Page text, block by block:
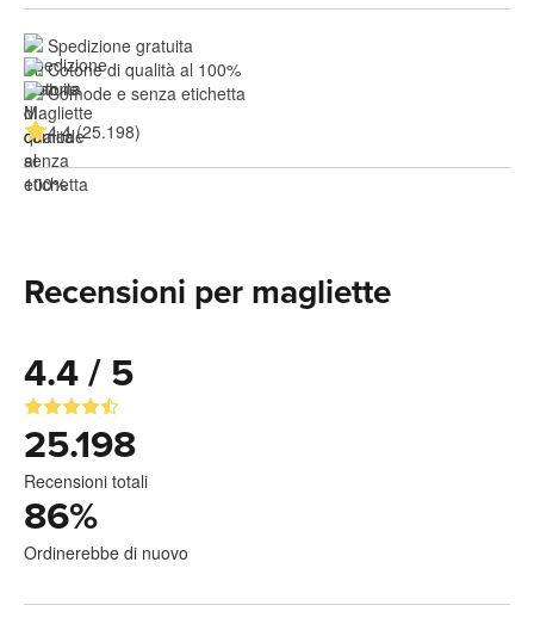
Spedizione gratuita
Cotone di qualità al 100%
Comode e senza etichetta
4.4 (25.198)
Recensioni per magliette
4.4 / 5
25.198
Recensioni totali
86%
Ordinerebbe di nuovo